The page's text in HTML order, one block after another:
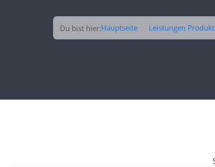
Du bist hier:Hauptseite Leistungen